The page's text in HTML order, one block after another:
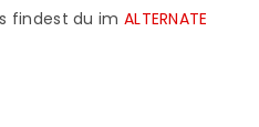
findest du im ALTERNATE